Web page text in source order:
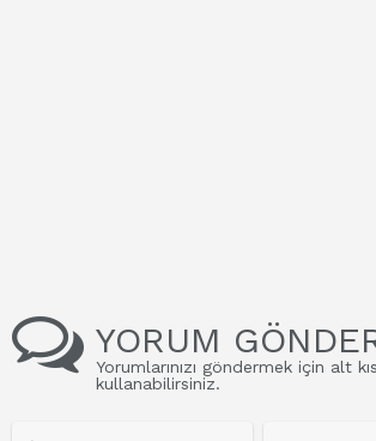
YORUM
Yorumlarınızı göndermek için alt
kullanabilirsiniz.